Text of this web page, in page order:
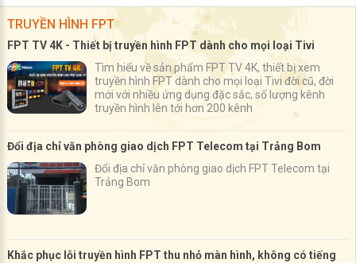
TRUYỀN HÌNH FPT
FPT TV 4K - Thiết bị truyền hình FPT dành cho mọi loại Tivi
Tìm hiểu về sản phẩm FPT TV 4K, thiết bị xem
truyền hình FPT dành cho mọi loại Tivi đời cũ, đời
mới với nhiều ứng dụng đặc sắc, số lượng kênh
truyền hình lên tới hơn 200 kênh
Đổi địa chỉ văn phòng giao dịch FPT Telecom tại Trảng Bom
Đổi địa chỉ văn phòng giao dịch FPT Telecom tại
Trảng Bom
Khắc phục lỗi truyền hình FPT thu nhỏ màn hình, không có tiếng